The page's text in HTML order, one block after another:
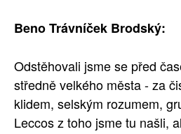
Beno Trávníček Brodský:
Odstěhovali jsme se před
středně velkého města - za
klidem, selským rozumem,
Leccos z toho jsme tu našli,